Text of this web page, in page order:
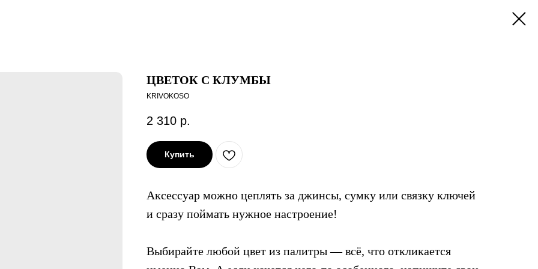
ЦВЕТОК С КЛУМБЫ
KRIVOKOSO
2 310 р.
Купить
Аксессуар можно цеплять за джинсы, сумку или связку ключей
и сразу поймать нужное настроение!
Выбирайте любой цвет из палитры — всё, что откликается